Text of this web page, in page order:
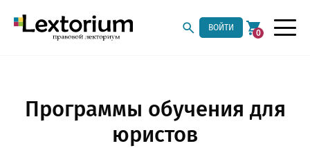
ВОЙТИ
0
Программы обучения для
юристов